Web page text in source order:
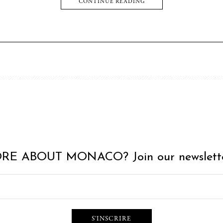
CONTINUE READING
ABOUT MONACO? Join our